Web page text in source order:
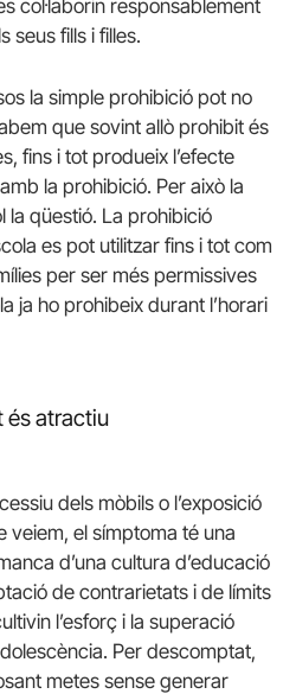
col·laborin responsablement
seus fills i filles.
la simple prohibició pot no
que sovint allò prohibit és
fins i tot produeix l’efecte
la prohibició. Per això la
la qüestió. La prohibició
es pot utilitzar fins i tot com
per ser més permissives
ja ho prohibeix durant l’horari
és atractiu
dels mòbils o l’exposició
veiem, el símptoma té una
d’una cultura d’educació
de contrarietats i de límits
l’esforç i la superació
Per descomptat,
metes sense generar